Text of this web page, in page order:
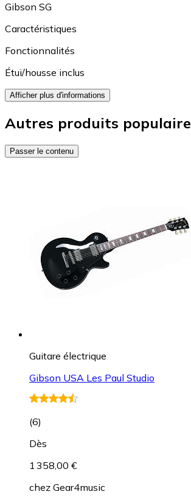
Gibson SG
Caractéristiques
Fonctionnalités
Étui/housse inclus
Afficher plus d'informations
Autres produits
Passer le contenu
Guitare électrique
Gibson USA Les Paul Studio
(6)
Dès
1 358,00 €
chez Gear4music